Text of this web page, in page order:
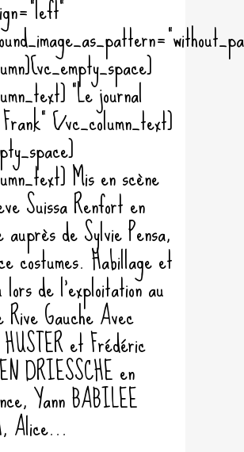
"Le journal
[/vc_column_text]
Mis en scène
Suissa Renfort en
auprès de Sylvie Pensa,
costumes. Habillage et
de l'exploitation au
Gauche Avec
et Frédéric
DRIESSCHE en
Yann BABILEE
Alice...